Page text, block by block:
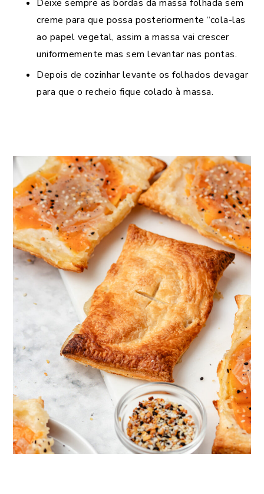
Deixe sempre as bordas da massa folhada sem
creme para que possa posteriormente “cola-las
ao papel vegetal, assim a massa vai crescer
uniformemente mas sem levantar nas pontas.
Depois de cozinhar levante os folhados devagar
para que o recheio fique colado à massa.